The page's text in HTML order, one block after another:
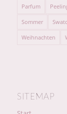
Parfum
Sommer
Weihnachten
SITEMAP